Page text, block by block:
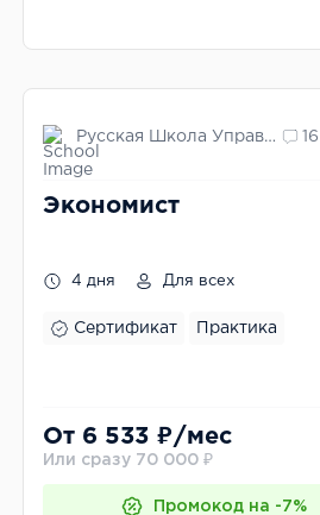
Русская Школа Управления 16
Экономист
4 дня Для всех
Сертификат Практика
От 6 533 ₽/мес
Или сразу 70 000 ₽
Промокод на -7%